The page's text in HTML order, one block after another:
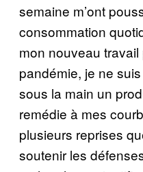
semaine m’ont
consommation
mon nouveau
pandémie, je ne
sous la main un
remédie à mes
plusieurs reprises
soutenir les